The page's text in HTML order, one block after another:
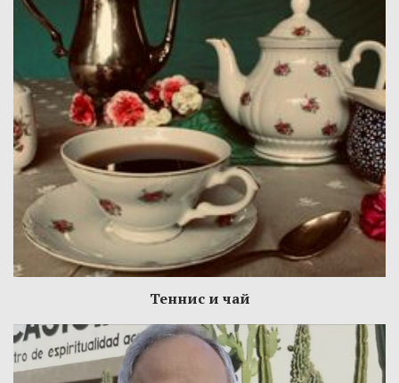
Теннис и чай